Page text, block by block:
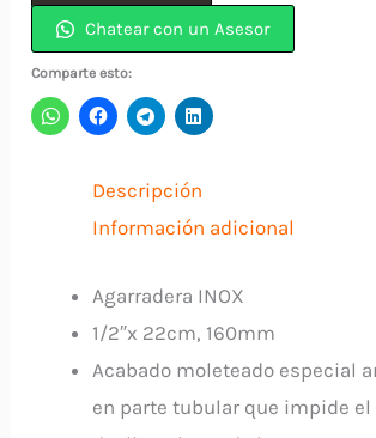
22cm
160mm
021-
cantidad
Chatear con un Asesor
Comparte esto:
Descripción
Información adicional
Agarradera INOX
1/2″x 22cm, 160mm
Acabado moleteado especial
en parte tubular que impide el